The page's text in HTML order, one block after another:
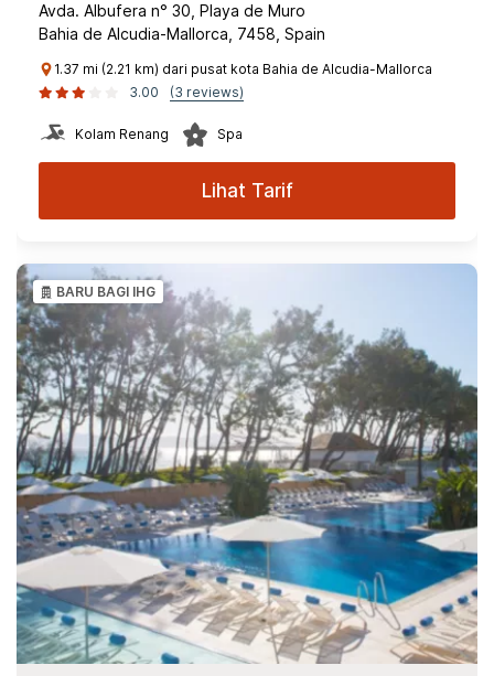
Avda. Albufera n° 30, Playa de Muro
Bahia de Alcudia-Mallorca, 7458, Spain
1.37 mi (2.21 km) dari pusat kota Bahia de Alcudia-Mallorca
3.00
(3 reviews)
Kolam Renang Spa
Lihat Tarif
BARU BAGI IHG